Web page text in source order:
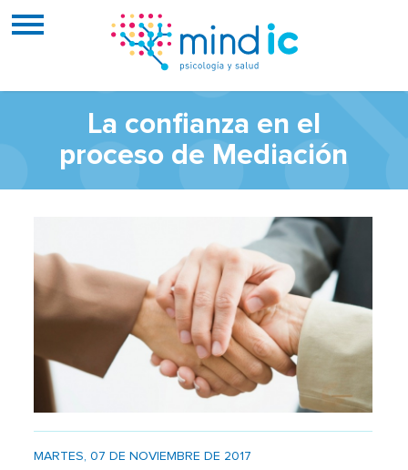
La confianza en el
proceso de Mediación
MARTES, 07 DE NOVIEMBRE DE 2017